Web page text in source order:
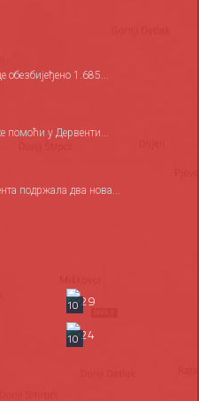
обезбијеђено 1.685...
помоћи у Дервенти...
подржала два нова...
10
10